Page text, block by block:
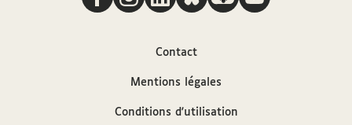
Martonne, Emmanuel de (1873-1955)
Contact
Mentions légales
Conditions d'utilisation